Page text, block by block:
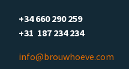
+34 660 290 259
+31 187 234 234
info@brouwhoeve.com